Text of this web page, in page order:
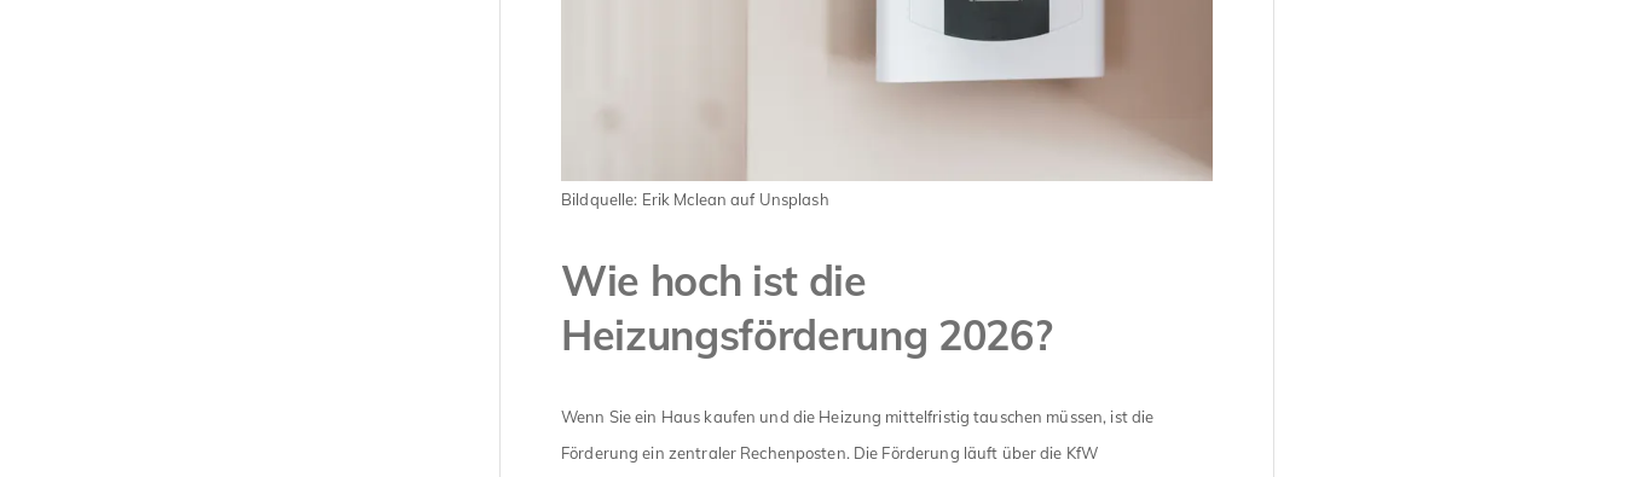
Bildquelle: Erik Mclean auf Unsplash
Wie hoch ist die
Heizungsförderung 2026?
Wenn Sie ein Haus kaufen und die Heizung mittelfristig tauschen müssen, ist die
Förderung ein zentraler Rechenposten. Die Förderung läuft über die KfW